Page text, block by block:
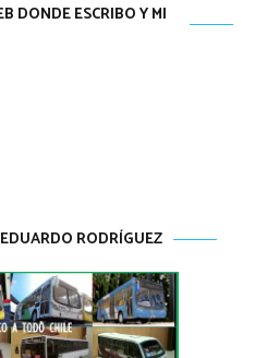
DONDE ESCRIBO Y MI
RODRÍGUEZ